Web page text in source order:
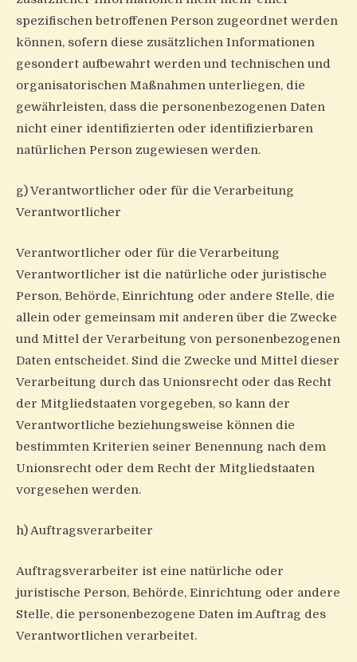
spezifischen betroffenen Person zugeordnet werden
können, sofern diese zusätzlichen Informationen
gesondert aufbewahrt werden und technischen und
organisatorischen Maßnahmen unterliegen, die
gewährleisten, dass die personenbezogenen Daten
nicht einer identifizierten oder identifizierbaren
natürlichen Person zugewiesen werden.
g) Verantwortlicher oder für die Verarbeitung
Verantwortlicher
Verantwortlicher oder für die Verarbeitung
Verantwortlicher ist die natürliche oder juristische
Person, Behörde, Einrichtung oder andere Stelle, die
allein oder gemeinsam mit anderen über die Zwecke
und Mittel der Verarbeitung von personenbezogenen
Daten entscheidet. Sind die Zwecke und Mittel dieser
Verarbeitung durch das Unionsrecht oder das Recht
der Mitgliedstaaten vorgegeben, so kann der
Verantwortliche beziehungsweise können die
bestimmten Kriterien seiner Benennung nach dem
Unionsrecht oder dem Recht der Mitgliedstaaten
vorgesehen werden.
h) Auftragsverarbeiter
Auftragsverarbeiter ist eine natürliche oder
juristische Person, Behörde, Einrichtung oder andere
Stelle, die personenbezogene Daten im Auftrag des
Verantwortlichen verarbeitet.